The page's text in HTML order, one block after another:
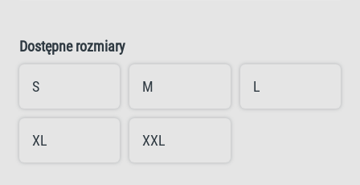
Dostępne rozmiary
S M L
XL XXL